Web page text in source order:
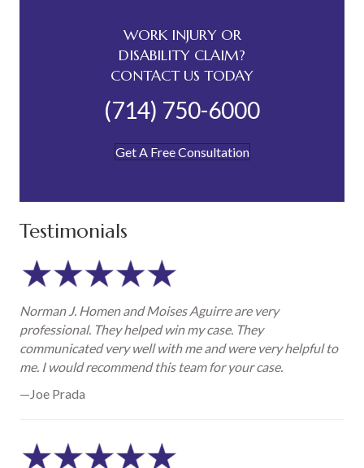
WORK INJURY OR
DISABILITY CLAIM?
CONTACT US TODAY
(714) 750-6000
Get A Free Consultation
Testimonials
Norman J. Homen and Moises Aguirre are very
professional. They helped win my case. They
communicated very well with me and were very helpful to
me. I would recommend this team for your case.
—Joe Prada